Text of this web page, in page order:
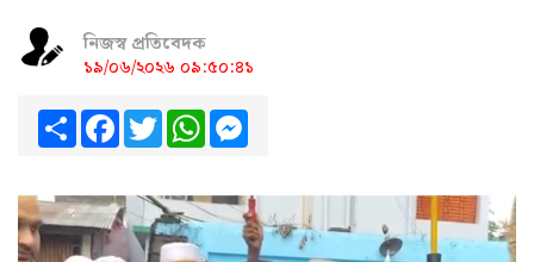
নিজস্ব প্রতিবেদক
১৯/০৬/২০২৬ ০৯:৫০:৪১
ShareFacebook
TwitterWhatsApp